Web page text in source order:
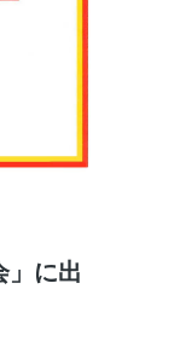
」に出